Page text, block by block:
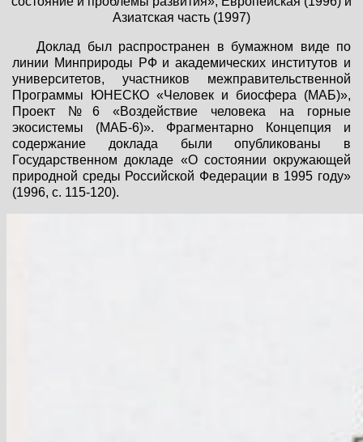
Азиатская часть (1997)
Доклад был распространен в бумажном виде по
линии Минприроды РФ и академических институтов и
университетов, участников межправительственной
Программы ЮНЕСКО «Человек и биосфера (МАБ)»,
Проект №6 «Воздействие человека на горные
экосистемы (МАБ-6)». Фрагментарно Концепция и
содержание доклада были опубликованы в
Государственном докладе «О состоянии окружающей
природной среды Российской Федерации в 1995 году»
(1996, с. 115-120).